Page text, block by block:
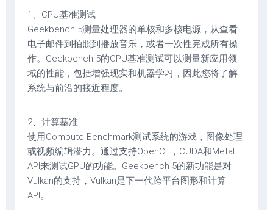
1、CPU基准测试
Geekbench 5测量处理器的单核和多核电源，从查看
电子邮件到拍照到播放音乐，或者一次性完成所有操
作。Geekbench 5的CPU基准测试可以测量新应用领
域的性能，包括增强现实和机器学习，因此您将了解
系统与前沿的接近程度。
2、计算基准
使用Compute Benchmark测试系统的游戏，图像处理
或视频编辑潜力。通过支持OpenCL，CUDA和Metal
API来测试GPU的功能。Geekbench 5的新功能是对
Vulkan的支持，Vulkan是下一代跨平台图形和计算
API。